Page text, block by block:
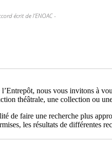
écrit de l’ENOAC -
nous vous invitons à
théâtrale, une collection ou
de faire une recherche plus
les résultats de différentes